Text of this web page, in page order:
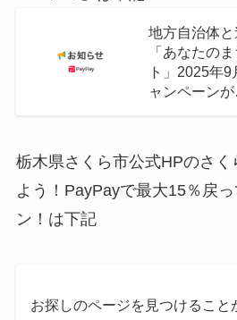
地方自治体
「あなたの
ト」2025年
ャンペーン
栃木県さくら市公式HPのさく
よう！PayPayで最大15％戻
ン！は下記
お探しのページを見つけること